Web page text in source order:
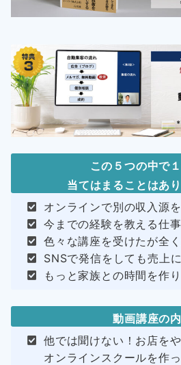
この５つの中で
当てはまることはあ
オンラインで別の収入源
今までの経験を教える仕
色々な講座を受けたが全
SNSで発信をしても売上
もっと家族との時間を作
動画講座の
他では聞けない！お店を
オンラインスクールを作